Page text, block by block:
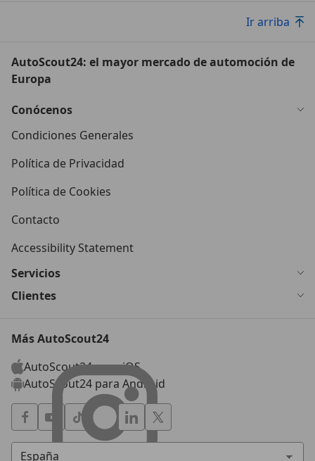
Ir arriba
AutoScout24: el mayor mercado de automoción de
Europa
Conócenos
Condiciones Generales
Política de Privacidad
Política de Cookies
Contacto
Accessibility Statement
Servicios
Clientes
Más AutoScout24
AutoScout24 para iOS
AutoScout24 para Android